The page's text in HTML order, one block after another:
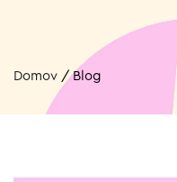
Domov /Blog